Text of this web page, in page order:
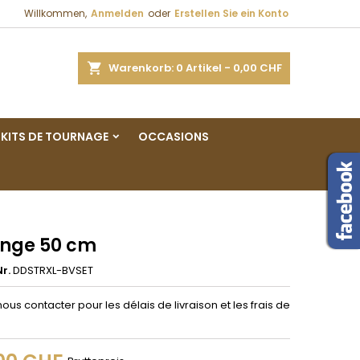
Willkommen, Anmelden oder Erstellen Sie ein Konto
Warenkorb 0 Artikel - 0,00 CHF
KITS DE TOURNAGE OCCASIONS
50 cm
DDSTRXL-BVSET
contacter pour les délais de livraison et les frais de